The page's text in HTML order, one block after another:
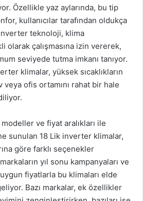
Özellikle yaz aylarında, bu tip
kullanıcılar tarafından oldukça
teknoloji, klima
olarak çalışmasına izin vererek,
seviyede tutma imkanı tanıyor.
klimalar, yüksek sıcaklıkların
ofis ortamını rahat bir hale
ve fiyat aralıkları ile
sunulan 18 Lik inverter klimalar,
göre farklı seçenekler
yıl sonu kampanyaları ve
fiyatlarla bu klimaları elde
Bazı markalar, ek özellikler